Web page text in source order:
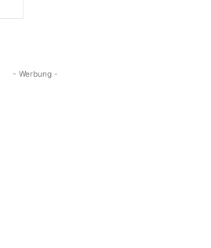
- Werbung -